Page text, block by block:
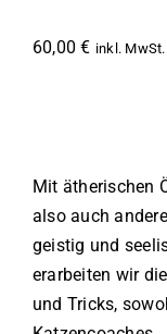
60,00€ inkl. MwSt.
Mit ätherischen
also auch
geistig und
erarbeiten wir
und Tricks,